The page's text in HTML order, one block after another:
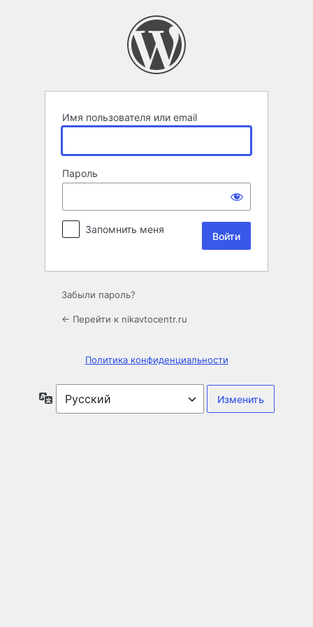
Имя пользователя или email
Пароль
Запомнить меня
Забыли пароль?
← Перейти к nikavtocentr.ru
Политика конфиденциальности
Язык